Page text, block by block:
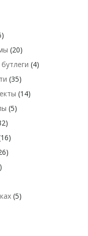
(20)
(4)
(35)
(14)
(5)
(5)